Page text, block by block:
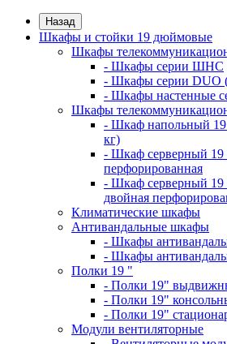
Назад
Шкафы и стойки 19 дюймовые
Шкафы
- Шкафы серии ШНС
- Шкафы серии DUO
- Шкафы настенные
Шкафы
- Шкаф напольный
кг)
- Шкаф серверный 19
перфорированная
- Шкаф серверный 19
двойная
Климатические шкафы
Антивандальные шкафы
- Шкафы
- Шкафы
Полки 19 "
- Полки 19"
- Полки 19"
- Полки 19"
Модули вентиляторные